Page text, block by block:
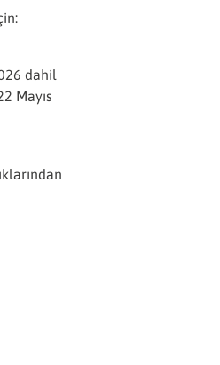
dahil
Mayıs